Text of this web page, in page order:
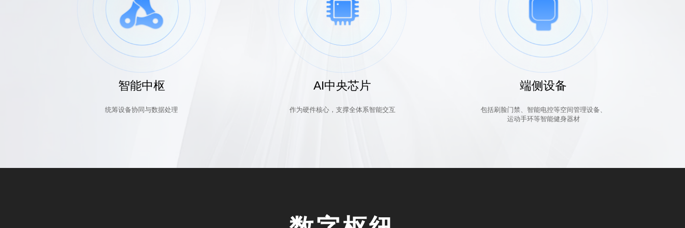
智能中枢
统筹设备协同与数据处理
AI中央芯片
作为硬件核心，支撑全体系智能交互
端侧设备
包括刷脸门禁、智能电控等空间管理设备、
运动手环等智能健身器材